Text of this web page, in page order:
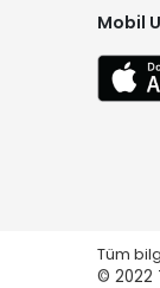
Mobil
Tüm
© 2022